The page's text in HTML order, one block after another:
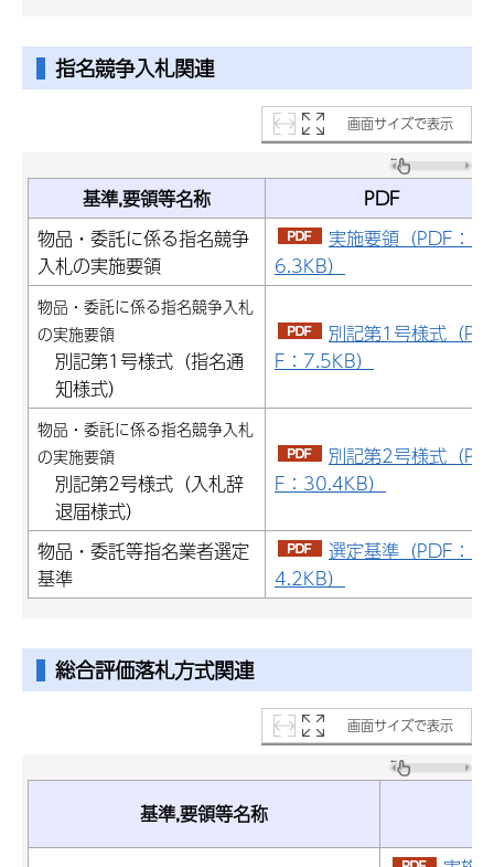
指名競争入札関連
画面サイズで表示
基準,要領等名称
PDF
物品・委託に係る指名競争
入札の実施要領
実施要領 （PDF：7
6.3KB）
物品・委託に係る指名競争入札
の実施要領
別記第1号様式（指名通
知様式）
別記第1号様式（PD
F：7.5KB）
物品・委託に係る指名競争入札
の実施要領
別記第2号様式（入札辞
退届様式）
別記第2号様式（PD
F：30.4KB）
物品・委託等指名業者選定
基準
選定基準（PDF：6
4.2KB）
総合評価落札方式関連
画面サイズで表示
基準,要領等名称